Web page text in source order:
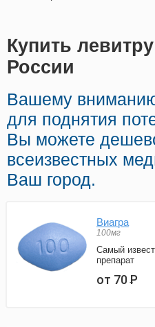
Купить
России
Вашему
для поднятия
Вы можете
всеизвестных
Ваш город.
Виагра
100мг
Самый
препарат
от 70Р